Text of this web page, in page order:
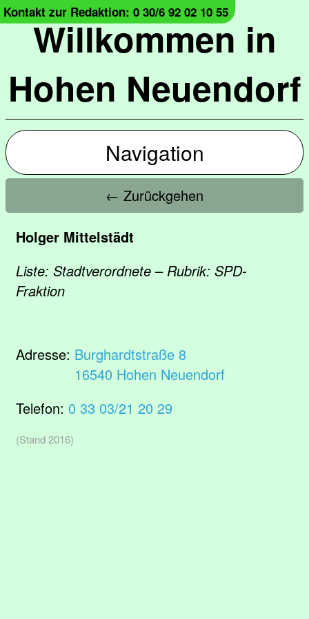
Willkommen in
Hohen Neuendorf
Kontakt zur Redaktion: 0 30/6 92 02 10 55
Navigation
← Zurückgehen
Holger Mittelstädt
Liste: Stadtverordnete – Rubrik: SPD-
Fraktion
Adresse: Burghardtstraße 8
16540 Hohen Neuendorf
Telefon: 0 33 03/21 20 29
(Stand 2016)